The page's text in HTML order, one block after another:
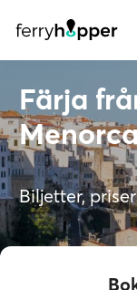
Färja
Biljetter,